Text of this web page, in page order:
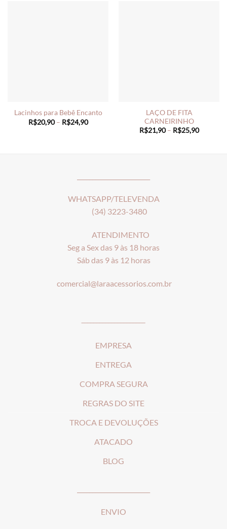
Lacinhos para Bebê Encanto
R$20,90 – R$24,90Price
LAÇO DE FITA
CARNEIRINHO
R$21,90 – R$25,90Price
WHATSAPP/TELEVENDA
(34) 3223-3480
ATENDIMENTO
Seg a Sex das 9 às 18 horas
Sáb das 9 às 12 horas
comercial@laraacessorios.com.br
EMPRESA
ENTREGA
COMPRA SEGURA
REGRAS DO SITE
TROCA E DEVOLUÇÕES
ATACADO
BLOG
ENVIO